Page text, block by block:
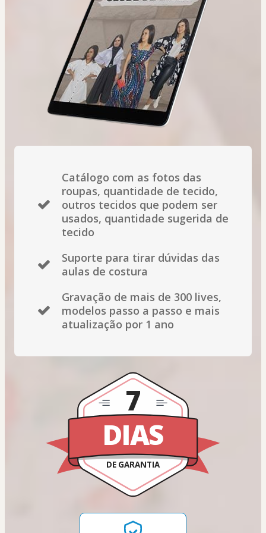
Catálogo com as fotos das
roupas, quantidade de tecido,
outros tecidos que podem ser
usados, quantidade sugerida de
tecido
Suporte para tirar dúvidas das
aulas de costura
Gravação de mais de 300 lives,
modelos passo a passo e mais
atualização por 1 ano
DIAS
DE GARANTIA
7